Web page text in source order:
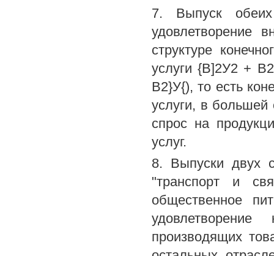
7. Выпуск
удовлетворение
структуре
услуги {В]2У2 +
В2}У{), то есть
услуги, в большей
спрос на
услуг.
8. Выпуски двух
"транспорт и
общественное
производящих